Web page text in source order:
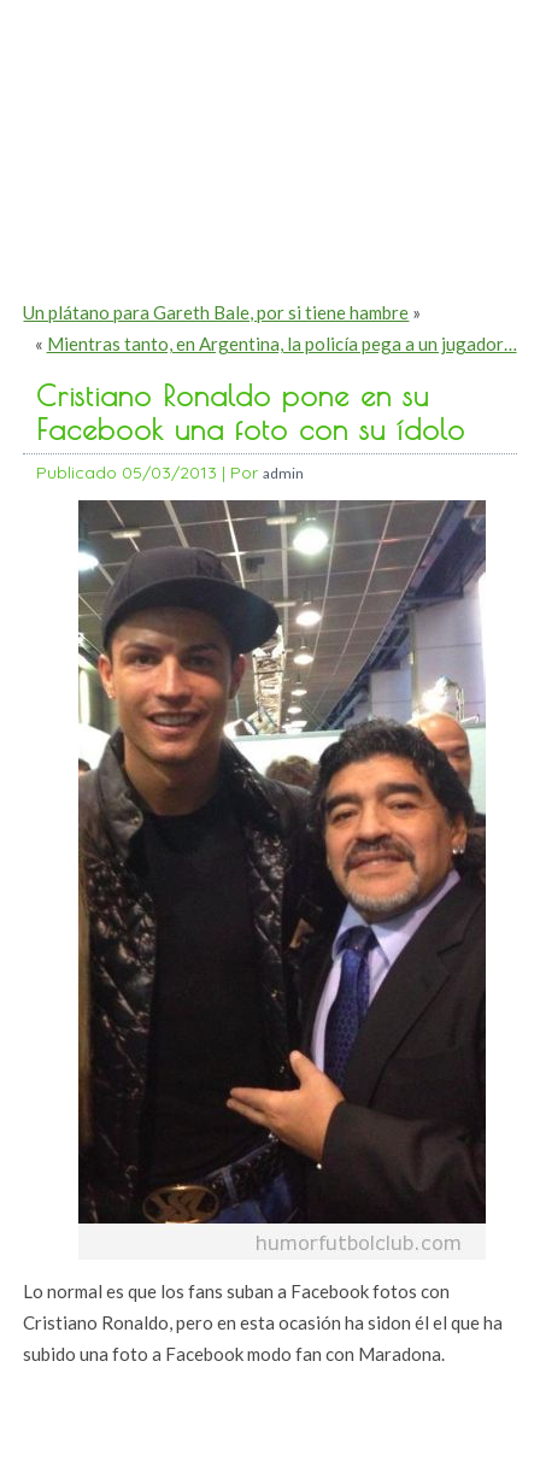
Un plátano para Gareth Bale, por si tiene hambre »
« Mientras tanto, en Argentina, la policía pega a un jugador…
Cristiano Ronaldo pone en su
Facebook una foto con su ídolo
Publicado 05/03/2013 | Por admin
Lo normal es que los fans suban a Facebook fotos con
Cristiano Ronaldo, pero en esta ocasión ha sidon él el que ha
subido una foto a Facebook modo fan con Maradona.